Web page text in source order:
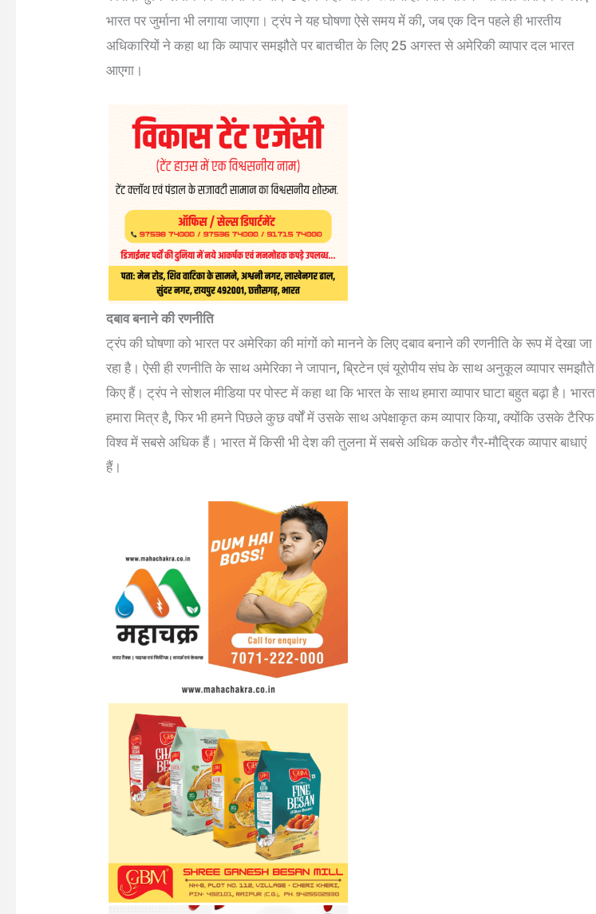
भारत पर जुर्माना भी लगाया जाएगा। ट्रंप ने यह घोषणा ऐसे समय में की, जब एक दिन पहले ही भारतीय
अधिकारियों ने कहा था कि व्यापार समझौते पर बातचीत के लिए 25 अगस्त से अमेरिकी व्यापार दल भारत
आएगा।
दबाव बनाने की रणनीति
ट्रंप की घोषणा को भारत पर अमेरिका की मांगों को मानने के लिए दबाव बनाने की रणनीति के रूप में देखा जा
रहा है। ऐसी ही रणनीति के साथ अमेरिका ने जापान, ब्रिटेन एवं यूरोपीय संघ के साथ अनुकूल व्यापार समझौते
किए हैं। ट्रंप ने सोशल मीडिया पर पोस्ट में कहा था कि भारत के साथ हमारा व्यापार घाटा बहुत बढ़ा है। भारत
हमारा मित्र है, फिर भी हमने पिछले कुछ वर्षों में उसके साथ अपेक्षाकृत कम व्यापार किया, क्योंकि उसके टैरिफ
विश्व में सबसे अधिक हैं। भारत में किसी भी देश की तुलना में सबसे अधिक कठोर गैर-मौद्रिक व्यापार बाधाएं
हैं।